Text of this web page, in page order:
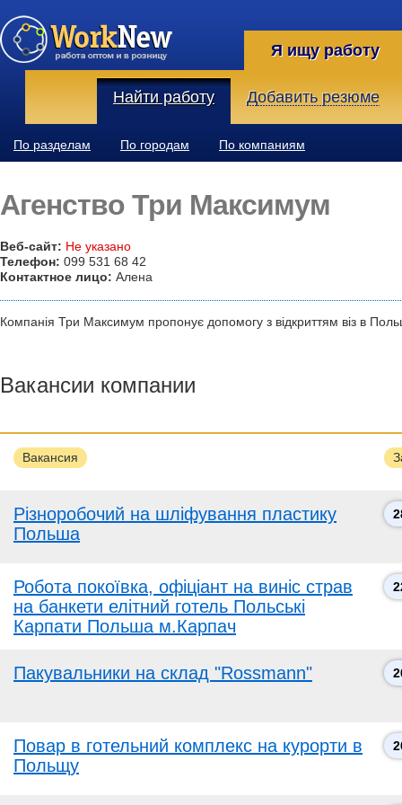
Я ищу работу
Найти работу Добавить резюме
По разделам По городам По компаниям
Агенство Три Максимум
Веб-сайт: Не указано
Телефон: 099 531 68 42
Контактное лицо: Алена
Компанія Три Максимум пропонує допомогу з відкриттям віз в
Вакансии компании
Вакансия
Різноробочий на шліфування пластику
Польша
Робота покоївка, офіціант на виніс страв
на банкети елітний готель Польські
Карпати Польша м.Карпач
Пакувальники на склад "Rossmann"
Повар в готельний комплекс на курорти в
Польщу